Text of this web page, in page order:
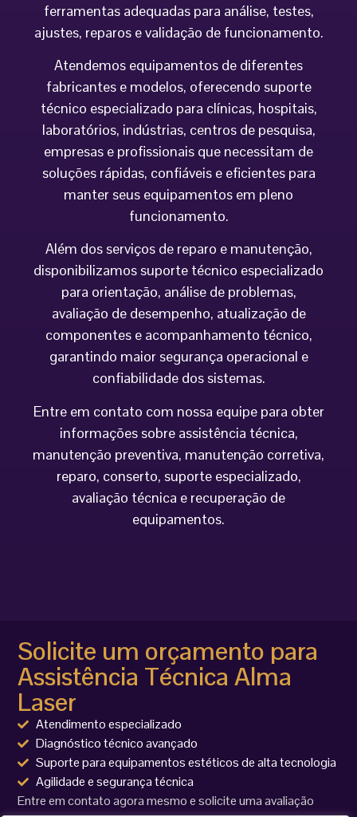
ferramentas adequadas para análise, testes,
ajustes, reparos e validação de funcionamento.
Atendemos equipamentos de diferentes
fabricantes e modelos, oferecendo suporte
técnico especializado para clínicas, hospitais,
laboratórios, indústrias, centros de pesquisa,
empresas e profissionais que necessitam de
soluções rápidas, confiáveis e eficientes para
manter seus equipamentos em pleno
funcionamento.
Além dos serviços de reparo e manutenção,
disponibilizamos suporte técnico especializado
para orientação, análise de problemas,
avaliação de desempenho, atualização de
componentes e acompanhamento técnico,
garantindo maior segurança operacional e
confiabilidade dos sistemas.
Entre em contato com nossa equipe para obter
informações sobre assistência técnica,
manutenção preventiva, manutenção corretiva,
reparo, conserto, suporte especializado,
avaliação técnica e recuperação de
equipamentos.
Solicite um orçamento para
Assistência Técnica Alma
Laser
Atendimento especializado
Diagnóstico técnico avançado
Suporte para equipamentos estéticos de alta tecnologia
Agilidade e segurança técnica
Entre em contato agora mesmo e solicite uma avaliação